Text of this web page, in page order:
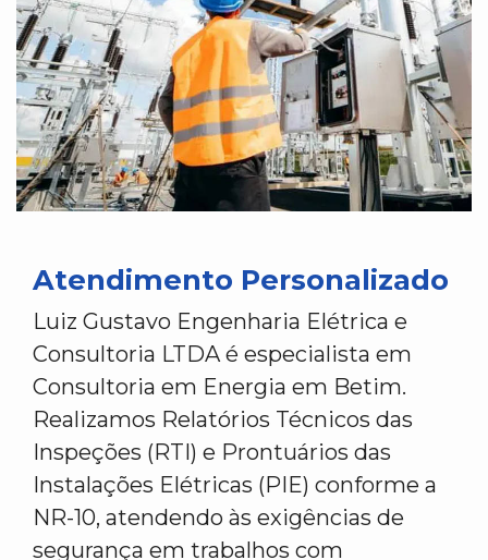
Atendimento Personalizado
Luiz Gustavo Engenharia Elétrica e
Consultoria LTDA é especialista em
Consultoria em Energia em Betim.
Realizamos Relatórios Técnicos das
Inspeções (RTI) e Prontuários das
Instalações Elétricas (PIE) conforme a
NR-10, atendendo às exigências de
segurança em trabalhos com